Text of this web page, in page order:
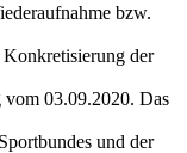
bzw.
der
vom 03.09.2020. Das
und der